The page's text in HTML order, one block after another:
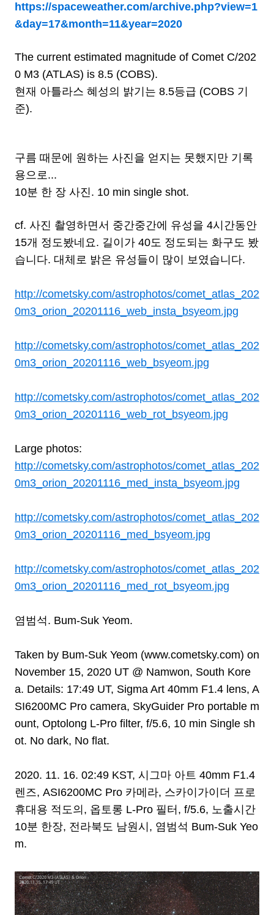
https://spaceweather.com/archive.php?view=1
&day=17&month=11&year=2020
The current estimated magnitude of Comet C/202
0 M3 (ATLAS) is 8.5 (COBS).
현재 아틀라스 혜성의 밝기는 8.5등급 (COBS 기
준).
구름 때문에 원하는 사진을 얻지는 못했지만 기록
용으로...
10분 한 장 사진. 10 min single shot.
cf. 사진 촬영하면서 중간중간에 유성을 4시간동안
15개 정도봤네요. 길이가 40도 정도되는 화구도 봤
습니다. 대체로 밝은 유성들이 많이 보였습니다.
http://cometsky.com/astrophotos/comet_atlas_202
0m3_orion_20201116_web_insta_bsyeom.jpg
http://cometsky.com/astrophotos/comet_atlas_202
0m3_orion_20201116_web_bsyeom.jpg
http://cometsky.com/astrophotos/comet_atlas_202
0m3_orion_20201116_web_rot_bsyeom.jpg
Large photos:
http://cometsky.com/astrophotos/comet_atlas_202
0m3_orion_20201116_med_insta_bsyeom.jpg
http://cometsky.com/astrophotos/comet_atlas_202
0m3_orion_20201116_med_bsyeom.jpg
http://cometsky.com/astrophotos/comet_atlas_202
0m3_orion_20201116_med_rot_bsyeom.jpg
염범석. Bum-Suk Yeom.
Taken by Bum-Suk Yeom (www.cometsky.com) on
November 15, 2020 UT @ Namwon, South Kore
a. Details: 17:49 UT, Sigma Art 40mm F1.4 lens, A
SI6200MC Pro camera, SkyGuider Pro portable m
ount, Optolong L-Pro filter, f/5.6, 10 min Single sh
ot. No dark, No flat.
2020. 11. 16. 02:49 KST, 시그마 아트 40mm F1.4
렌즈, ASI6200MC Pro 카메라, 스카이가이더 프로
휴대용 적도의, 옵토롱 L-Pro 필터, f/5.6, 노출시간
10분 한장, 전라북도 남원시, 염범석 Bum-Suk Yeo
m.